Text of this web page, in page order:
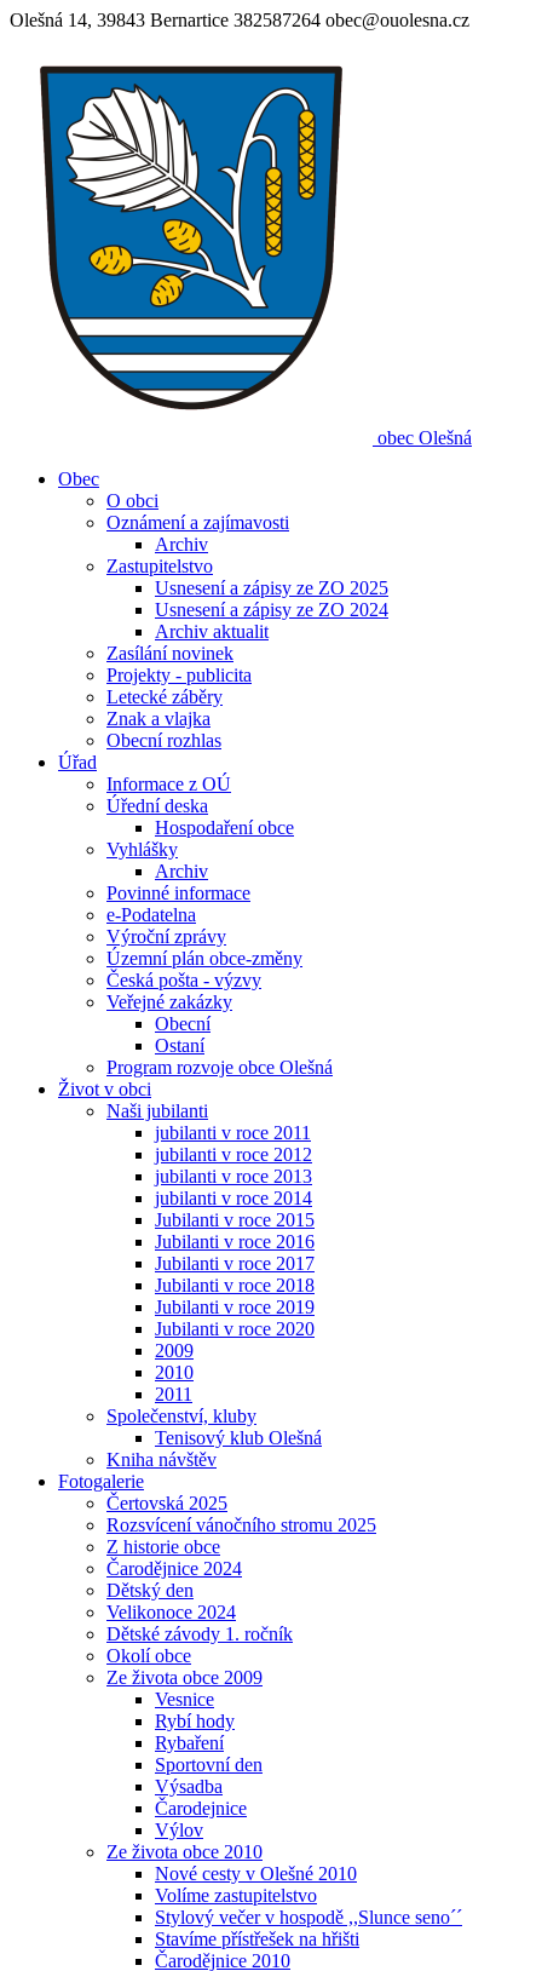
Olešná 14, 39843 Bernartice 382587264 obec@ouolesna.cz
obec Olešná
Obec
O obci
Oznámení a zajímavosti
Archiv
Zastupitelstvo
Usnesení a zápisy ze ZO 2025
Usnesení a zápisy ze ZO 2024
Archiv aktualit
Zasílání novinek
Projekty - publicita
Letecké záběry
Znak a vlajka
Obecní rozhlas
Úřad
Informace z OÚ
Úřední deska
Hospodaření obce
Vyhlášky
Archiv
Povinné informace
e-Podatelna
Výroční zprávy
Územní plán obce-změny
Česká pošta - výzvy
Veřejné zakázky
Obecní
Ostaní
Program rozvoje obce Olešná
Život v obci
Naši jubilanti
jubilanti v roce 2011
jubilanti v roce 2012
jubilanti v roce 2013
jubilanti v roce 2014
Jubilanti v roce 2015
Jubilanti v roce 2016
Jubilanti v roce 2017
Jubilanti v roce 2018
Jubilanti v roce 2019
Jubilanti v roce 2020
2009
2010
2011
Společenství, kluby
Tenisový klub Olešná
Kniha návštěv
Fotogalerie
Čertovská 2025
Rozsvícení vánočního stromu 2025
Z historie obce
Čarodějnice 2024
Dětský den
Velikonoce 2024
Dětské závody 1. ročník
Okolí obce
Ze života obce 2009
Vesnice
Rybí hody
Rybaření
Sportovní den
Výsadba
Čarodejnice
Výlov
Ze života obce 2010
Nové cesty v Olešné 2010
Volíme zastupitelstvo
Stylový večer v hospodě ,,Slunce seno´´
Stavíme přístřešek na hřišti
Čarodějnice 2010